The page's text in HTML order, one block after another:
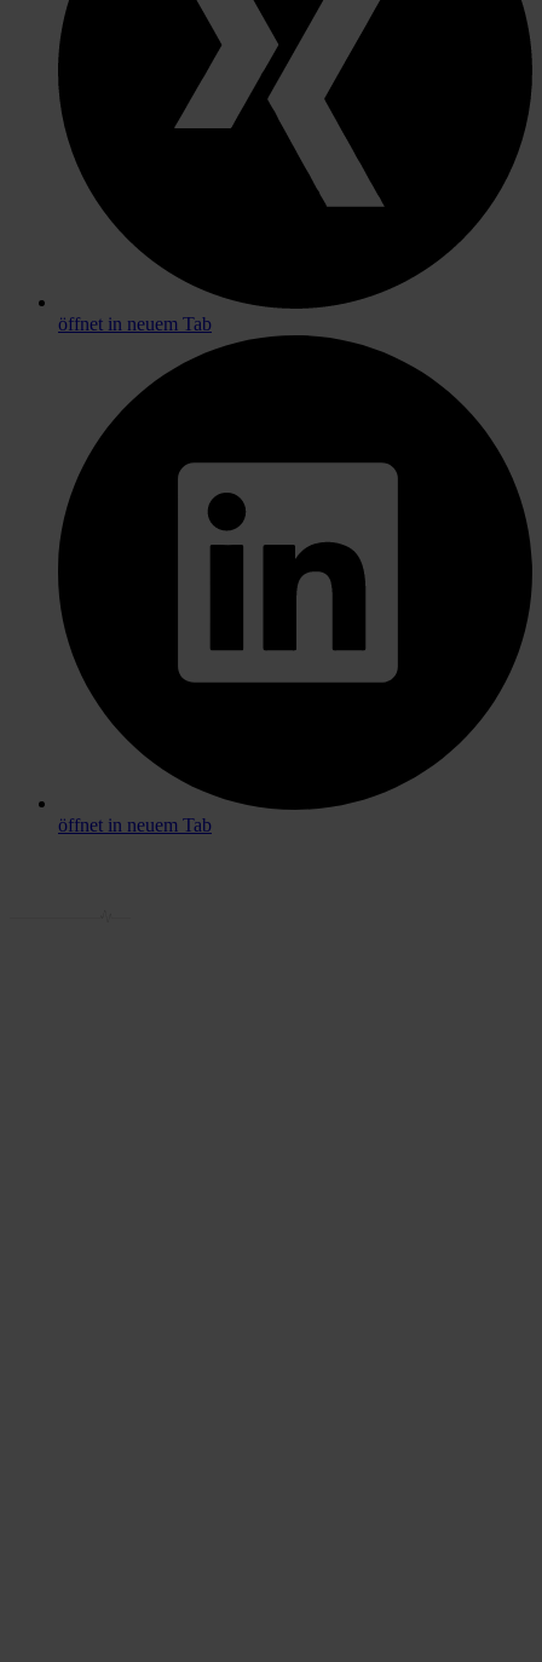
öffnet in neuem Tab
öffnet in neuem Tab